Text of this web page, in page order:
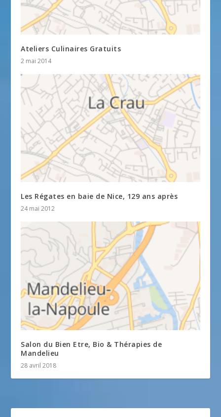
Ateliers Culinaires Gratuits
2 mai 2014
Les Régates en baie de Nice, 129 ans après
24 mai 2012
Salon du Bien Etre, Bio & Thérapies de
Mandelieu
28 avril 2018